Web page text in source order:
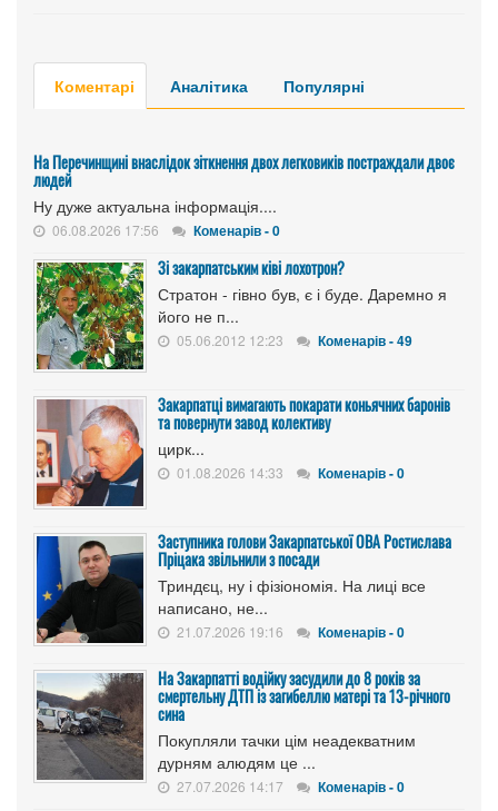
Коментарі Аналітика Популярні
На Перечинщині внаслідок зіткнення двох легковиків постраждали двоє
людей
Ну дуже актуальна інформація....
06.08.2026 17:56 Коменарів - 0
Зі закарпатським ківі лохотрон?
Стратон - гівно був, є і буде. Даремно я
його не п...
05.06.2012 12:23 Коменарів - 49
Закарпатці вимагають покарати коньячних баронів
та повернути завод колективу
цирк...
01.08.2026 14:33 Коменарів - 0
Заступника голови Закарпатської ОВА Ростислава
Пріцака звільнили з посади
Триндєц, ну і фізіономія. На лиці все
написано, не...
21.07.2026 19:16 Коменарів - 0
На Закарпатті водійку засудили до 8 років за
смертельну ДТП із загибеллю матері та 13-річного
сина
Покупляли тачки цім неадекватним
дурням алюдям це ...
27.07.2026 14:17 Коменарів - 0